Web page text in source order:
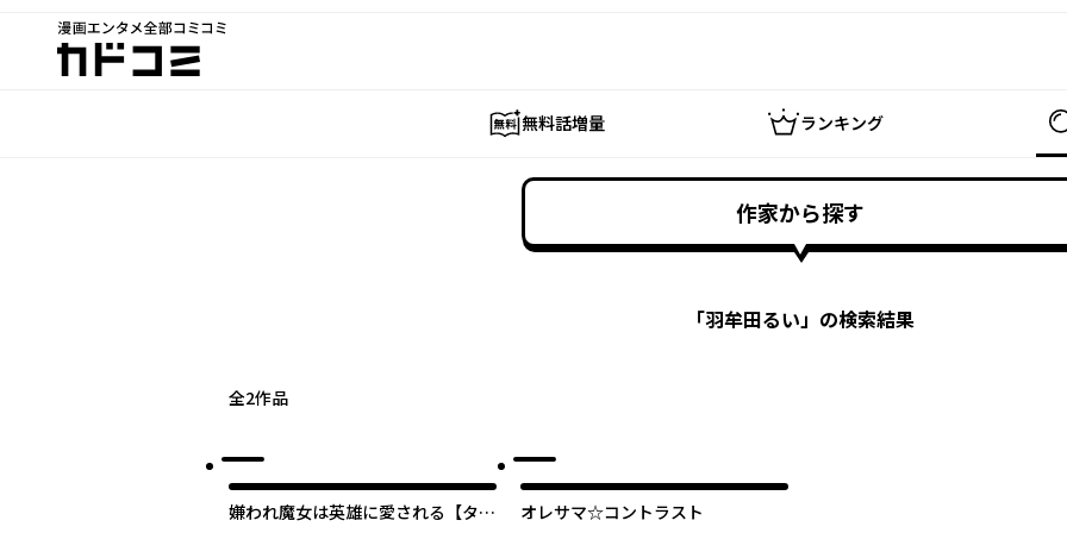
漫画エンタメ全部コミコミ
カドコミ
無料話増量 ランキング
作家から探す
「羽牟田るい」の検索結果
全2作品
嫌われ魔女は英雄に愛される【タテ
オレサマ☆コントラスト